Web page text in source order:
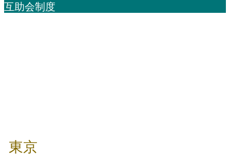
互助会制度
東京